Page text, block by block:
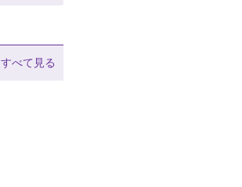
すべて見る